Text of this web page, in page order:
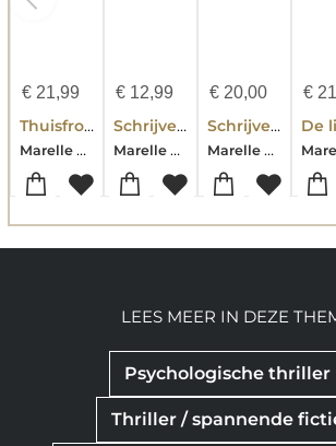
€21,99
Thuisfront
Marelle Boersma
€12,99
Schrijven geeft kracht
Marelle Boersma
€ 20,00
Schrijven geeft kracht
Marelle Boersma
€
De
Psychologische thriller
Thriller / spannende
LEES MEER IN DEZE